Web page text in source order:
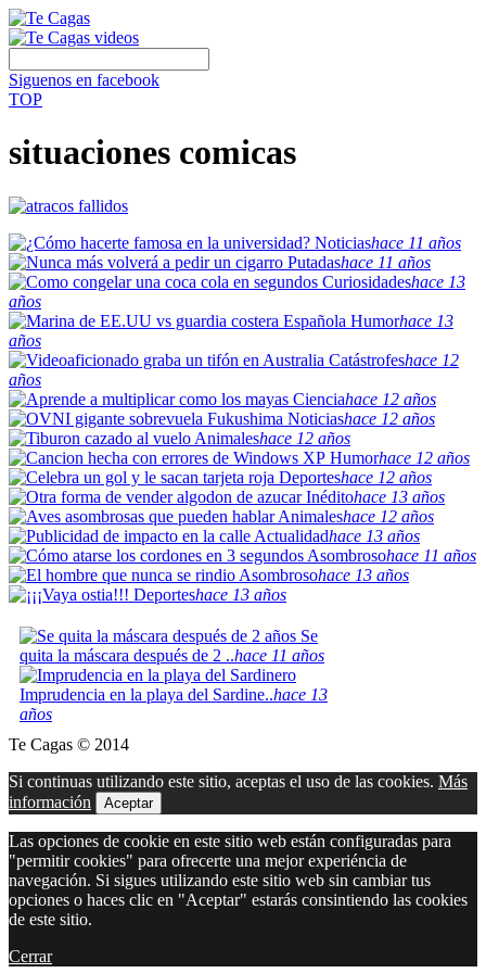
Siguenos en facebook
TOP
situaciones comicas
Noticiashace 11 años
Putadashace 11 años
Curiosidadeshace 13
años
Humorhace 13
años
Catástrofeshace 12
años
Cienciahace 12 años
Noticiashace 12 años
Animaleshace 12 años
Humorhace 12 años
Deporteshace 12 años
Inéditohace 13 años
Animaleshace 12 años
Actualidadhace 13 años
Asombrosohace 11 años
Asombrosohace 13 años
Deporteshace 13 años
Se
quita la máscara después de 2 ..hace 11 años
Imprudencia en la playa del Sardine..hace 13
años
Te Cagas © 2014
Si continuas utilizando este sitio, aceptas el uso de las cookies. Más
información
Aceptar
Las opciones de cookie en este sitio web están configuradas para
"permitir cookies" para ofrecerte una mejor experiéncia de
navegación. Si sigues utilizando este sitio web sin cambiar tus
opciones o haces clic en "Aceptar" estarás consintiendo las cookies
de este sitio.
Cerrar